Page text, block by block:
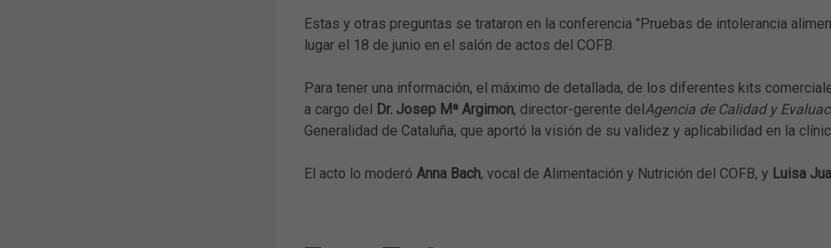
Estas y otras preguntas se trataron en la conferencia "Pruebas de intolerancia
lugar el 18 de junio en el salón de actos del COFB.
Para tener una información, el máximo de detallada, de los diferentes kits
a cargo del Dr. Josep Mª Argimon, director-gerente delAgencia de Calidad y
Generalidad de Cataluña, que aportó la visión de su validez y aplicabilidad en la
El acto lo moderó Anna Bach, vocal de Alimentación y Nutrición del COFB, y Luisa